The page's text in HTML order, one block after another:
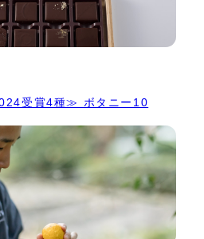
受賞4種≫ ボタニー10